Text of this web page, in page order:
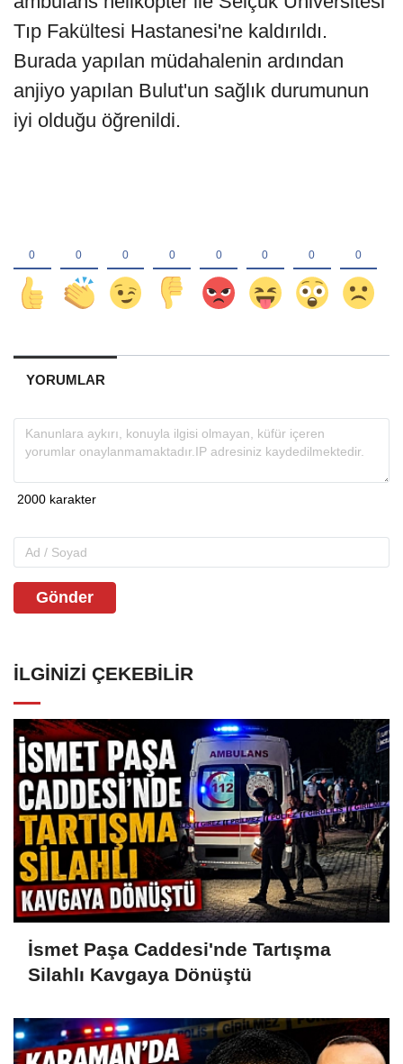
Tıp Fakültesi Hastanesi'ne kaldırıldı.
Burada yapılan müdahalenin ardından
anjiyo yapılan Bulut'un sağlık durumunun
iyi olduğu öğrenildi.
YORUMLAR
Gönder
İLGINIZI ÇEKEBILIR
İsmet Paşa Caddesi'nde Tartışma
Silahlı Kavgaya Dönüştü